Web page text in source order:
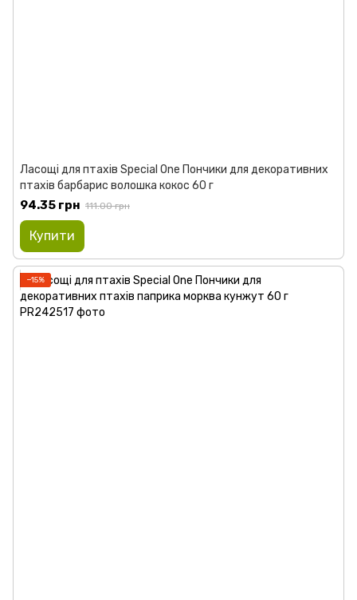
Ласощі для птахів Special One Пончики для декоративних
птахів барбарис волошка кокос 60 г
94.35 грн 111.00 грн
Купити
−15%